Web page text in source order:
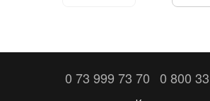
0 73 999 73 70 0 800